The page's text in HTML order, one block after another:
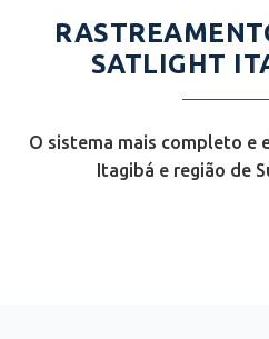
SATLIGHT
O sistema mais completo e
Itagibá e região de